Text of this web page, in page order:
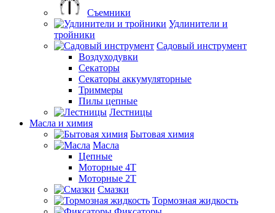
Съемники
Удлинители и
тройники
Садовый инструмент
Воздуходувки
Секаторы
Секаторы аккумуляторные
Триммеры
Пилы цепные
Лестницы
Масла и химия
Бытовая химия
Масла
Цепные
Моторные 4Т
Моторные 2Т
Смазки
Тормозная жидкость